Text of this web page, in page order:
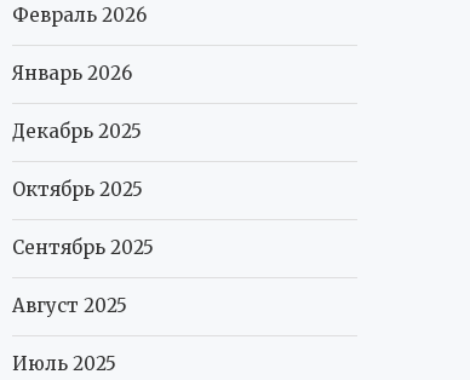
Февраль 2026
Январь 2026
Декабрь 2025
Октябрь 2025
Сентябрь 2025
Август 2025
Июль 2025